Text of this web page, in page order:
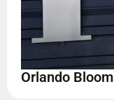
Orlando Bloom